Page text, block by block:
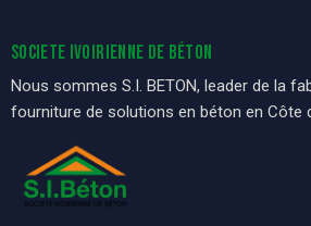
SOCIETE IVOIRIENNE DE BÉTON
Nous sommes S.I. BETON, leader de la
fourniture de solutions en béton en Côte